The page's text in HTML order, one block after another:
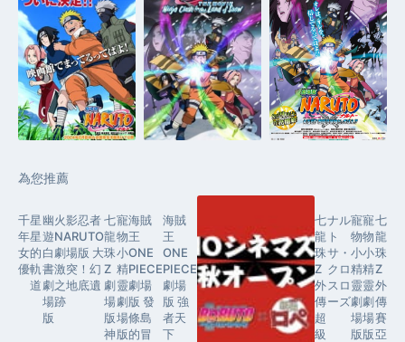
為您推薦
千
年
女
優
星
星
的
軌
道
幽
遊
白
書
劇
場
版
火影忍者
NARUTO
劇場版 大
激突！幻
之地底遺
跡
七
龍
珠
Z
劇
場
版
神
寵
物
小
精
靈
劇
場
版
海賊
王
ONE
PIECE
劇場
版 發
條島
的冒
海賊
王
ONE
PIECE
劇場
版 強
者天
下
七
龍
珠
Z
外
傳
超
級
ナル
ト
サ・
クロ
スロ
ーズ
寵
物
小
精
靈
劇
場
版
寵
物
小
精
靈
劇
場
版
七
龍
珠
Z
外
傳
賽
亞